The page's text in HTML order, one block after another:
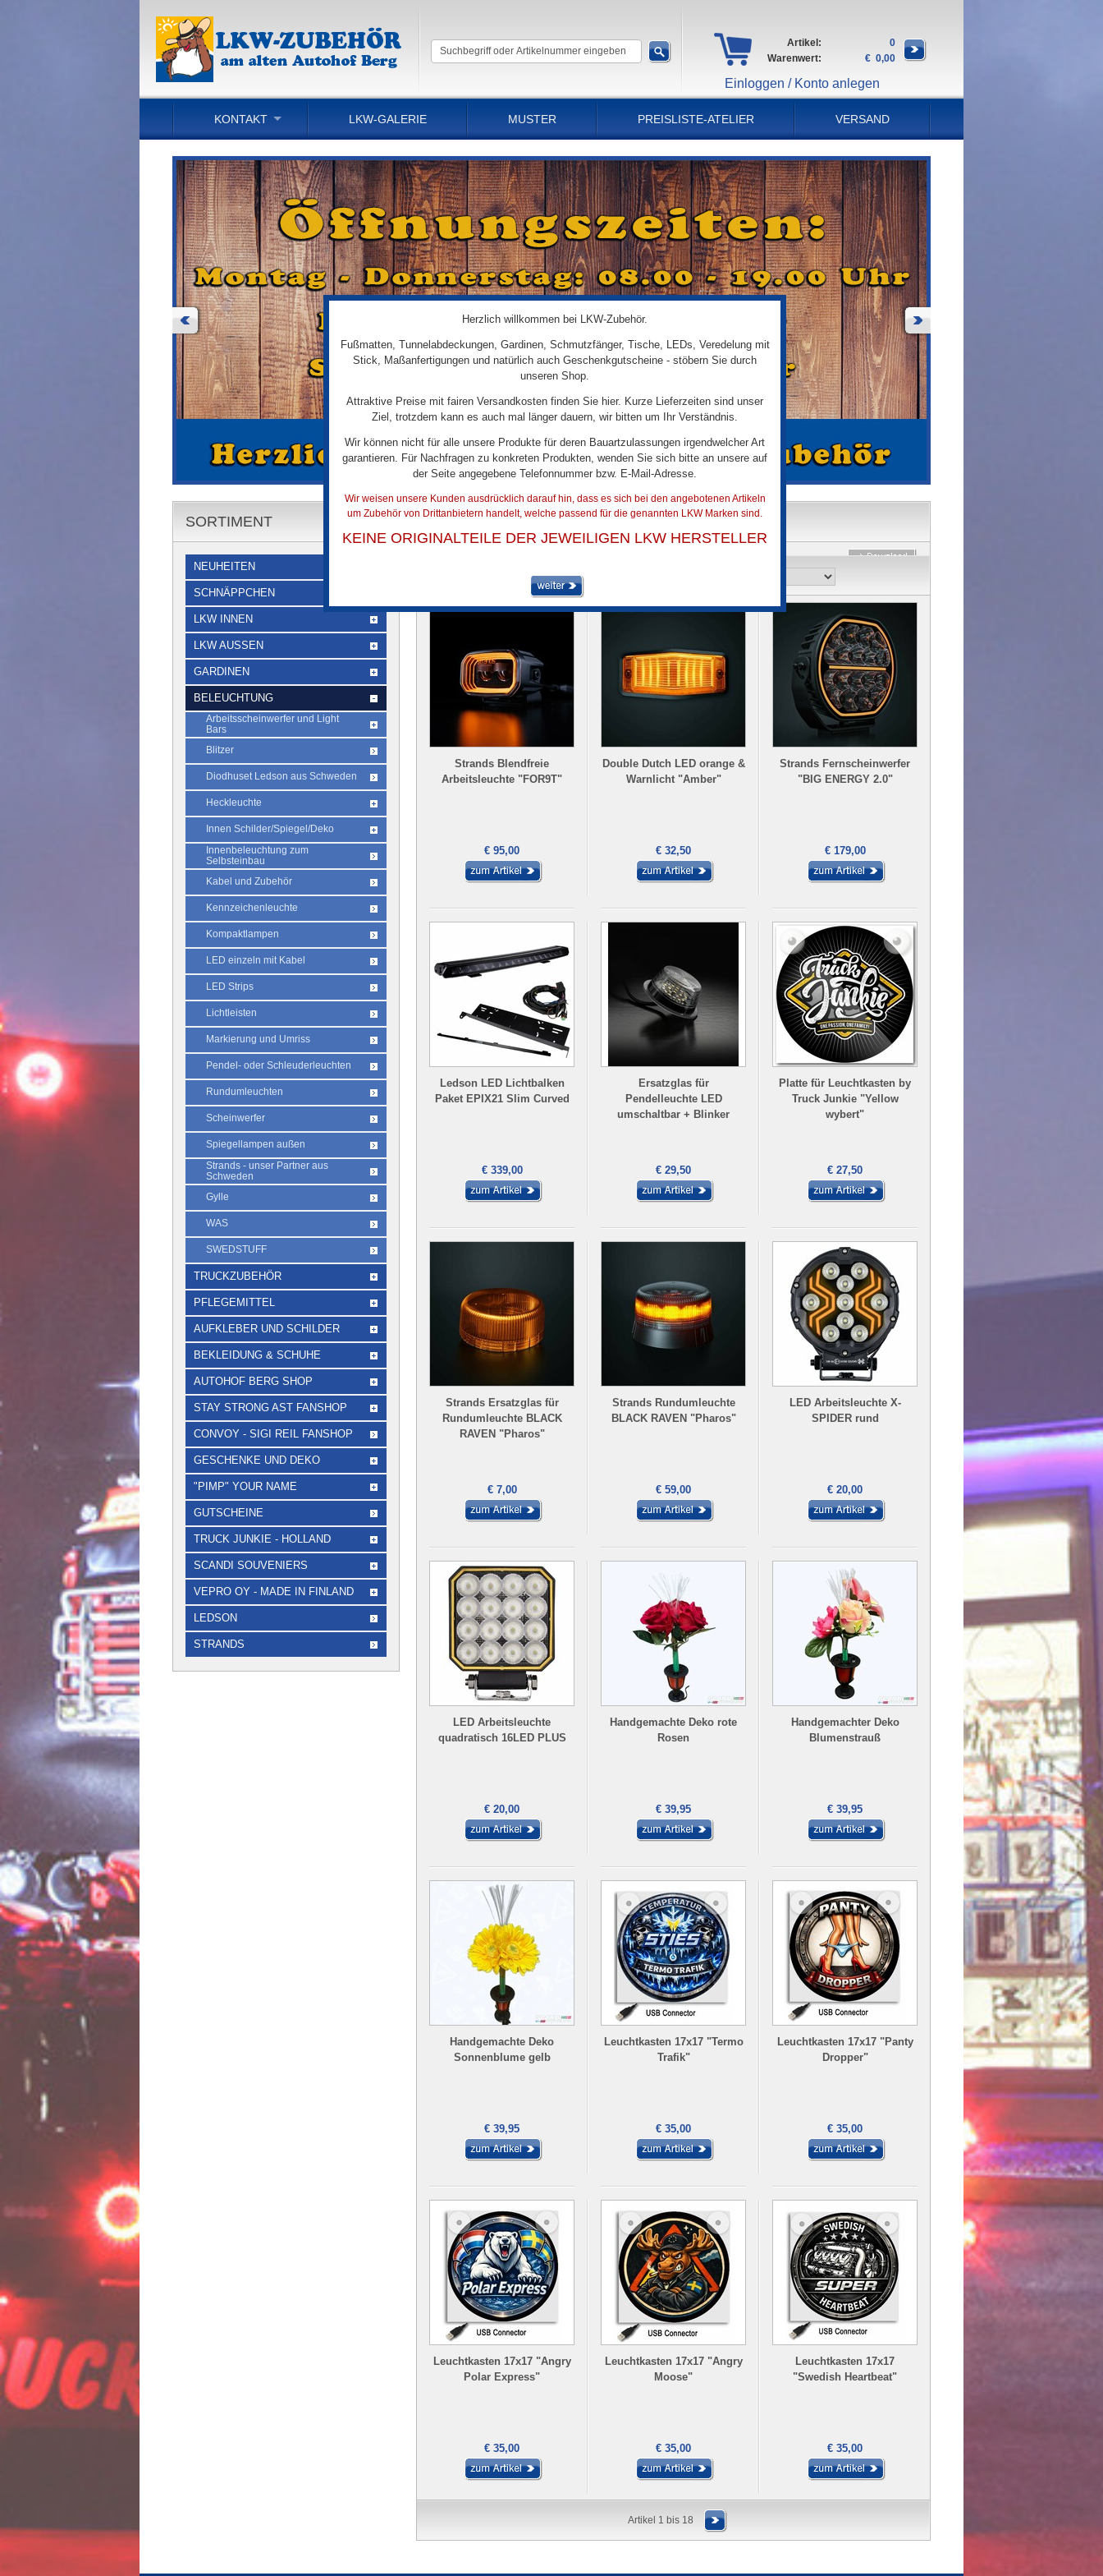
Artikel:
0
Warenwert:
€ 0,00
Einloggen / Konto anlegen
KONTAKT LKW-GALERIE MUSTER PREISLISTE-ATELIER VERSAND
BELEUCHTUNG
Strands Blendfreie
Arbeitsleuchte "FOR9T"
€ 95,00
Double Dutch LED orange &
Warnlicht "Amber"
€ 32,50
Strands Fernscheinwerfer
"BIG ENERGY 2.0"
€ 179,00
Ledson LED Lichtbalken
Paket EPIX21 Slim Curved
€ 339,00
Ersatzglas für
Pendelleuchte LED
umschaltbar + Blinker
€ 29,50
Platte für Leuchtkasten by
Truck Junkie "Yellow
wybert"
€ 27,50
Strands Ersatzglas für
Rundumleuchte BLACK
RAVEN "Pharos"
€ 7,00
Strands Rundumleuchte
BLACK RAVEN "Pharos"
€ 59,00
LED Arbeitsleuchte X-
SPIDER rund
€ 20,00
LED Arbeitsleuchte
quadratisch 16LED PLUS
€ 20,00
Handgemachte Deko rote
Rosen
€ 39,95
Handgemachter Deko
Blumenstrauß
€ 39,95
Handgemachte Deko
Sonnenblume gelb
€ 39,95
Leuchtkasten 17x17 "Termo
Trafik"
€ 35,00
Leuchtkasten 17x17 "Panty
Dropper"
€ 35,00
Leuchtkasten 17x17 "Angry
Polar Express"
€ 35,00
Leuchtkasten 17x17 "Angry
Moose"
€ 35,00
Leuchtkasten 17x17
"Swedish Heartbeat"
€ 35,00
Artikel 1 bis 18
SORTIMENT
NEUHEITEN
SCHNÄPPCHEN
LKW INNEN
LKW AUSSEN
GARDINEN
BELEUCHTUNG
Arbeitsscheinwerfer und Light
Bars
Blitzer
Diodhuset Ledson aus Schweden
Heckleuchte
Innen Schilder/Spiegel/Deko
Innenbeleuchtung zum
Selbsteinbau
Kabel und Zubehör
Kennzeichenleuchte
Kompaktlampen
LED einzeln mit Kabel
LED Strips
Lichtleisten
Markierung und Umriss
Pendel- oder Schleuderleuchten
Rundumleuchten
Scheinwerfer
Spiegellampen außen
Strands - unser Partner aus
Schweden
Gylle
WAS
SWEDSTUFF
TRUCKZUBEHÖR
PFLEGEMITTEL
AUFKLEBER UND SCHILDER
BEKLEIDUNG & SCHUHE
AUTOHOF BERG SHOP
STAY STRONG AST FANSHOP
CONVOY - SIGI REIL FANSHOP
GESCHENKE UND DEKO
"PIMP" YOUR NAME
GUTSCHEINE
TRUCK JUNKIE - HOLLAND
SCANDI SOUVENIERS
VEPRO OY - MADE IN FINLAND
LEDSON
STRANDS
Herzlich willkommen bei LKW-Zubehör.
Fußmatten, Tunnelabdeckungen, Gardinen, Schmutzfänger, Tische, LEDs, Veredelung mit
Stick, Maßanfertigungen und natürlich auch Geschenkgutscheine - stöbern Sie durch
unseren Shop.
Attraktive Preise mit fairen Versandkosten finden Sie hier. Kurze Lieferzeiten sind unser
Ziel, trotzdem kann es auch mal länger dauern, wir bitten um Ihr Verständnis.
Wir können nicht für alle unsere Produkte für deren Bauartzulassungen irgendwelcher Art
garantieren. Für Nachfragen zu konkreten Produkten, wenden Sie sich bitte an unsere auf
der Seite angegebene Telefonnummer bzw. E-Mail-Adresse.
Wir weisen unsere Kunden ausdrücklich darauf hin, dass es sich bei den angebotenen Artikeln
um Zubehör von Drittanbietern handelt, welche passend für die genannten LKW Marken sind.
KEINE ORIGINALTEILE DER JEWEILIGEN LKW HERSTELLER